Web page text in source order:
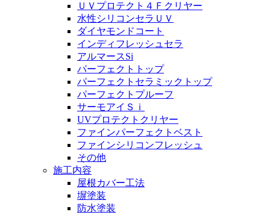
ＵＶプロテクト４Ｆクリヤー
水性シリコンセラＵＶ
ダイヤモンドコート
インディフレッシュセラ
アルマースSi
パーフェクトトップ
パーフェクトセラミックトップ
パーフェクトプルーフ
サーモアイＳｉ
UVプロテクトクリヤー
ファインパーフェクトベスト
ファインシリコンフレッシュ
その他
施工内容
屋根カバー工法
塀塗装
防水塗装